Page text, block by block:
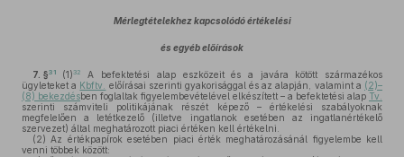
Mérlegtételekhez kapcsolódó értékelési
és egyéb előírások
7. §31 (1) 32
A befektetési alap eszközeit és a javára kötött származékos
ügyleteket a Kbftv. előírásai szerinti gyakorisággal és az alapján, valamint a (2)–
(8) bekezdésben foglaltak figyelembevételével elkészített – a befektetési alap Tv.
szerinti számviteli politikájának részét képező – értékelési szabályoknak
megfelelően a letétkezelő (illetve ingatlanok esetében az ingatlanértékelő
szervezet) által meghatározott piaci értéken kell értékelni.
(2) Az értékpapírok esetében piaci érték meghatározásánál figyelembe kell
venni többek között: